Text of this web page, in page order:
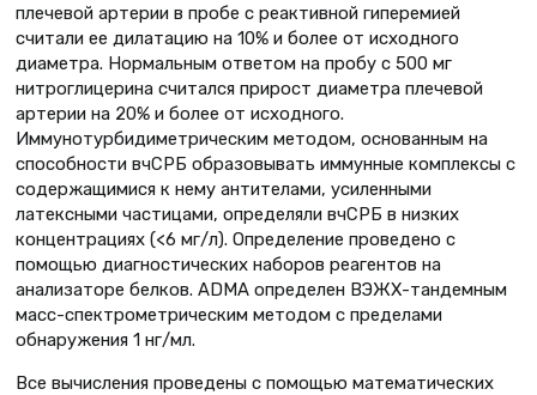
плечевой артерии в пробе с реактивной гиперемией
считали ее дилатацию на 10% и более от исходного
диаметра. Нормальным ответом на пробу с 500 мг
нитроглицерина считался прирост диаметра плечевой
артерии на 20% и более от исходного.
Иммунотурбидиметрическим методом, основанным на
способности вчСРБ образовывать иммунные комплексы с
содержащимися к нему антителами, усиленными
латексными частицами, определяли вчСРБ в низких
концентрациях (<6 мг/л). Определение проведено с
помощью диагностических наборов реагентов на
анализаторе белков. ADMA определен ВЭЖХ-тандемным
масс-спектрометрическим методом с пределами
обнаружения 1 нг/мл.
Все вычисления проведены с помощью математических